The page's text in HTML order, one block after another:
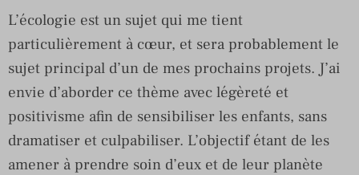
L’écologie est un sujet qui me tient
particulièrement à cœur, et sera probablement le
sujet principal d’un de mes prochains projets. J’ai
envie d’aborder ce thème avec légèreté et
positivisme afin de sensibiliser les enfants, sans
dramatiser et culpabiliser. L’objectif étant de les
amener à prendre soin d’eux et de leur planète